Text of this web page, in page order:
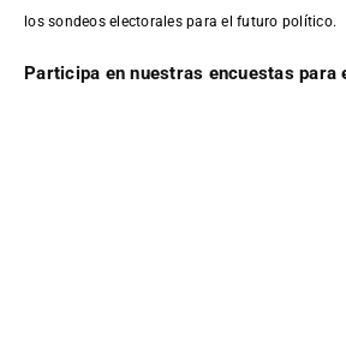
los sondeos electorales para el futuro político.
Participa en nuestras encuestas para